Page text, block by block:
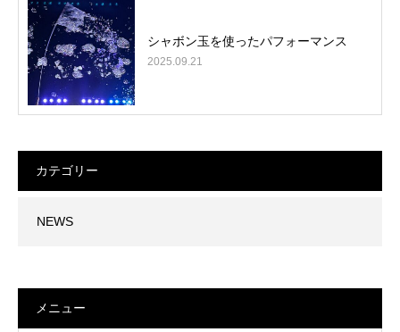
シャボン玉を使ったパフォーマンス
2025.09.21
カテゴリー
NEWS
メニュー